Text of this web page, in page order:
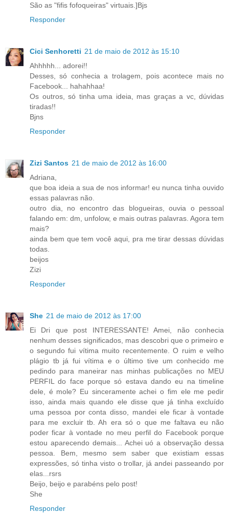
São as "fifis fofoqueiras" virtuais.]Bjs
Responder
Cici Senhoretti 21 de maio de 2012 às 15:10
Ahhhhh... adorei!!
Desses, só conhecia a trolagem, pois acontece mais no
Facebook... hahahhaa!
Os outros, só tinha uma ideia, mas graças a vc, dúvidas
tiradas!!
Bjns
Responder
Zizi Santos 21 de maio de 2012 às 16:00
Adriana,
que boa ideia a sua de nos informar! eu nunca tinha ouvido
essas palavras não.
outro dia, no encontro das blogueiras, ouvia o pessoal
falando em: dm, unfolow, e mais outras palavras. Agora tem
mais?
ainda bem que tem você aqui, pra me tirar dessas dúvidas
todas.
beijos
Zizi
Responder
She 21 de maio de 2012 às 17:00
Ei Dri que post INTERESSANTE! Amei, não conhecia
nenhum desses significados, mas descobri que o primeiro e
o segundo fui vítima muito recentemente. O ruim e velho
plágio tb já fui vítima e o último tive um conhecido me
pedindo para maneirar nas minhas publicações no MEU
PERFIL do face porque só estava dando eu na timeline
dele, é mole? Eu sinceramente achei o fim ele me pedir
isso, ainda mais quando ele disse que já tinha excluído
uma pessoa por conta disso, mandei ele ficar à vontade
para me excluir tb. Ah era só o que me faltava eu não
poder ficar à vontade no meu perfil do Facebook porque
estou aparecendo demais... Achei uó a observação dessa
pessoa. Bem, mesmo sem saber que existiam essas
expressões, só tinha visto o trollar, já andei passeando por
elas...rsrs
Beijo, beijo e parabéns pelo post!
She
Responder